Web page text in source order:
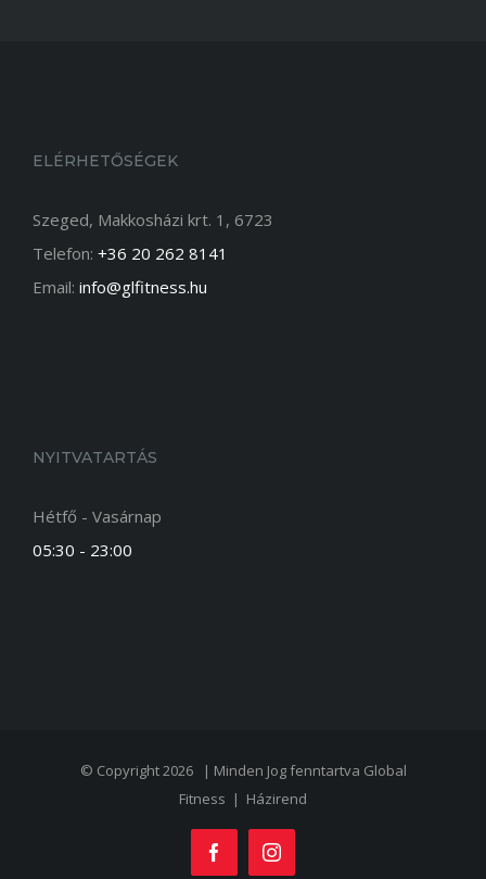
ELÉRHETŐSÉGEK
Szeged, Makkosházi krt. 1, 6723
Telefon: +36 20 262 8141
Email: info@glfitness.hu
NYITVATARTÁS
Hétfő - Vasárnap
05:30 - 23:00
© Copyright 2026 | Minden Jog fenntartva Global
Fitness | Házirend
FacebookInstagram